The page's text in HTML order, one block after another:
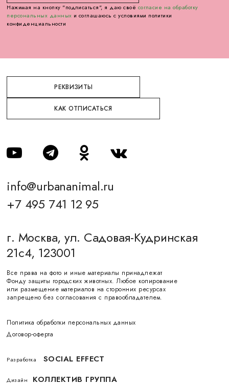
Нажимая на кнопку "подписаться", я даю своё согласие на обработку
персональных данных и соглашаюсь с условиями политики
конфиденциальности
РЕКВИЗИТЫ
КАК ОТПИСАТЬСЯ
info@urbananimal.ru
+7 495 741 12 95
г. Москва, ул. Садовая-Кудринская
21с4, 123001
Все права на фото и иные материалы принадлежат
Фонду защиты городских животных. Любое копирование
или размещение материалов на сторонних ресурсах
запрещено без согласования с правообладателем.
Политика обработки персональных данных
Договор-оферта
Разработка SOCIAL EFFECT
Дизайн КОЛЛЕКТИВ ГРУППА